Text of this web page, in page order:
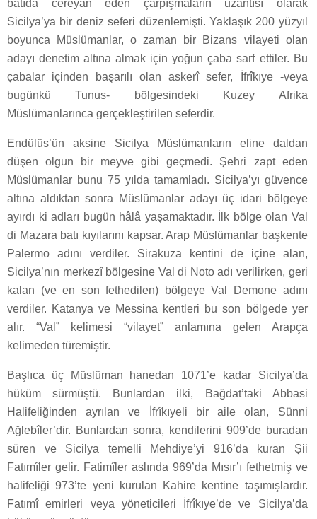
batıda cereyan eden çarpışmaların uzantısı olarak
Sicilya’ya bir deniz seferi düzenlemişti. Yaklaşık 200 yüzyıl
boyunca Müslümanlar, o zaman bir Bizans vilayeti olan
adayı denetim altına almak için yoğun çaba sarf ettiler. Bu
çabalar içinden başarılı olan askerî sefer, İfrîkıye -veya
bugünkü Tunus- bölgesindeki Kuzey Afrika
Müslümanlarınca gerçekleştirilen seferdir.
Endülüs’ün aksine Sicilya Müslümanların eline daldan
düşen olgun bir meyve gibi geçmedi. Şehri zapt eden
Müslümanlar bunu 75 yılda tamamladı. Sicilya’yı güvence
altına aldıktan sonra Müslümanlar adayı üç idari bölgeye
ayırdı ki adları bugün hâlâ yaşamaktadır. İlk bölge olan Val
di Mazara batı kıyılarını kapsar. Arap Müslümanlar başkente
Palermo adını verdiler. Sirakuza kentini de içine alan,
Sicilya’nın merkezî bölgesine Val di Noto adı verilirken, geri
kalan (ve en son fethedilen) bölgeye Val Demone adını
verdiler. Katanya ve Messina kentleri bu son bölgede yer
alır. “Val” kelimesi “vilayet” anlamına gelen Arapça
kelimeden türemiştir.
Başlıca üç Müslüman hanedan 1071’e kadar Sicilya’da
hüküm sürmüştü. Bunlardan ilki, Bağdat’taki Abbasi
Halifeliğinden ayrılan ve İfrîkıyeli bir aile olan, Sünni
Ağlebîler’dir. Bunlardan sonra, kendilerini 909’de buradan
süren ve Sicilya temelli Mehdiye’yi 916’da kuran Şii
Fatımîler gelir. Fatimîler aslında 969’da Mısır’ı fethetmiş ve
halifeliği 973’te yeni kurulan Kahire kentine taşımışlardır.
Fatımî emirleri veya yöneticileri İfrîkıye’de ve Sicilya’da